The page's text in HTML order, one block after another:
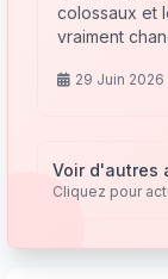
colossaux et
vraiment
29 Juin 2026
Voir d'autres
Cliquez pour